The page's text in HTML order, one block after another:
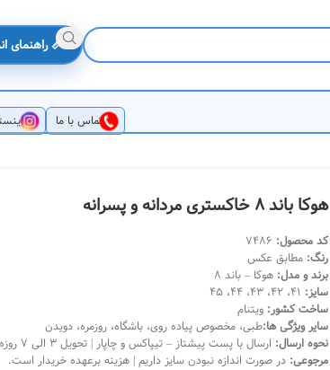
📏 راهنمای
تماس با ما
هوکا باند 8 خاکستری مردانه و پسرانه
کد محصول:
7486
رنگ: مطابق عکس
برند و مدل: هوکا – باند 8
سایز: 41، 42، 43، 44، 45
ساخت کشور: ویتنام
سایر ویژگی ها:طبی، مخصوص پیاده روی، باشگاه، روزمره، دویدن
نحوه ارسال: ارسال با پست پیشتاز – تیپاکس و چاپار | تحویل 3 الی 7 روزه کاری
مرجوعی: در صورت اندازه نبودن سایز داریم | هزینه برعهده خریدار است.